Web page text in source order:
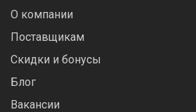
О компании
Поставщикам
Скидки и бонусы
Блог
Вакансии